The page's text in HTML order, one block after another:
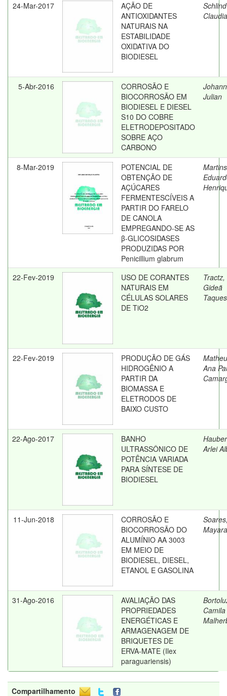
24-Mar-2017
AÇÃO DE
ANTIOXIDANTES
NATURAIS NA
ESTABILIDADE
OXIDATIVA DO
BIODIESEL
Claudia
5-Abr-2016
CORROSÃO E
BIOCORROSÃO EM
BIODIESEL E DIESEL
S10 DO COBRE
ELETRODEPOSITADO
SOBRE AÇO
CARBONO
Julian
8-Mar-2019
POTENCIAL DE
OBTENÇÃO DE
AÇÚCARES
FERMENTESCÍVEIS A
PARTIR DO FARELO
DE CANOLA
EMPREGANDO-SE AS
β-GLICOSIDASES
PRODUZIDAS POR
Penicillium glabrum
22-Fev-2019
USO DE CORANTES
NATURAIS EM
CÉLULAS SOLARES
DE TiO2
Tractz,
Gideã
Taques
22-Fev-2019
PRODUÇÃO DE GÁS
HIDROGÊNIO A
PARTIR DA
BIOMASSA E
ELETRODOS DE
BAIXO CUSTO
Ana
22-Ago-2017
BANHO
ULTRASSÔNICO DE
POTÊNCIA VARIADA
PARA SÍNTESE DE
BIODIESEL
Arlei
11-Jun-2018
CORROSÃO E
BIOCORROSÃO DO
ALUMÍNIO AA 3003
EM MEIO DE
BIODIESEL, DIESEL,
ETANOL E GASOLINA
Mayara
31-Ago-2016
AVALIAÇÃO DAS
PROPRIEDADES
ENERGÉTICAS E
ARMAGENAGEM DE
BRIQUETES DE
ERVA-MATE (Ilex
paraguariensis)
Camila
Compartilhamento